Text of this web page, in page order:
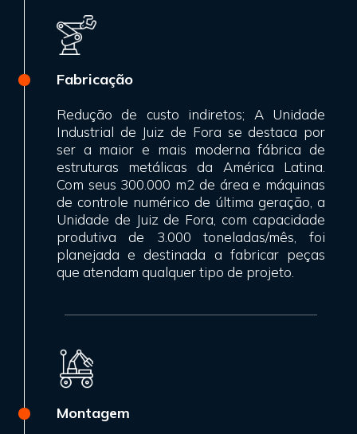
Fabricação
Redução de custo indiretos;
A Unidade
Industrial de Juiz de Fora se destaca por
ser a maior e mais moderna fábrica de
estruturas metálicas da América Latina.
Com seus 300.000 m2 de área e máquinas
de controle numérico de última geração, a
Unidade de Juiz de Fora, com capacidade
produtiva de 3.000 toneladas/mês, foi
planejada e destinada a fabricar peças
que atendam qualquer tipo de projeto.
Montagem